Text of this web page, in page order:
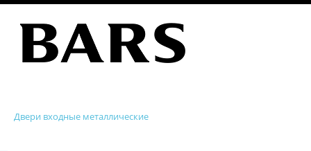
Двери входные металлические